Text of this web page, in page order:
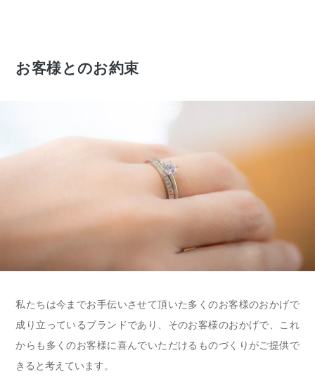
お客様とのお約束
私たちは今までお手伝いさせて頂いた多くのお客様のおかげで
成り立っているブランドであり、そのお客様のおかげで、これ
からも多くのお客様に喜んでいただけるものづくりがご提供で
きると考えています。